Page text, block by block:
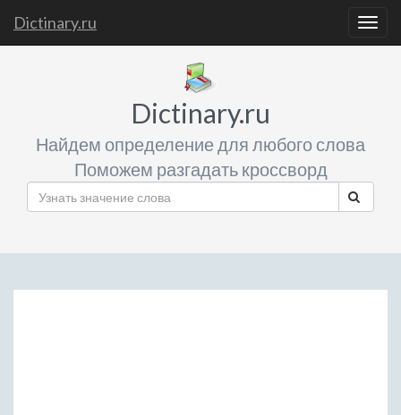
Dictinary.ru
Dictinary.ru
Найдем определение для любого слова
Поможем разгадать кроссворд